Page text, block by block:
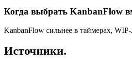
Когда выбрать KanbanFlow
KanbanFlow сильнее в таймерах,
Источники.